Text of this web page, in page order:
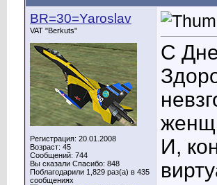
BR=30=Yaroslav
VAT "Berkuts"
Регистрация: 20.01.2008
Возраст: 45
Сообщений: 744
Вы сказали Спасибо: 848
Поблагодарили 1,829 раз(а) в 435
сообщениях
С
И,